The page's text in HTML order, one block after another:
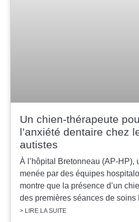
Un chien-thérapeute
l’anxiété dentaire chez
autistes
À l’hôpital Bretonneau (AP-HP),
menée par des équipes
montre que la présence d’un
des premières séances de
> LIRE LA SUITE